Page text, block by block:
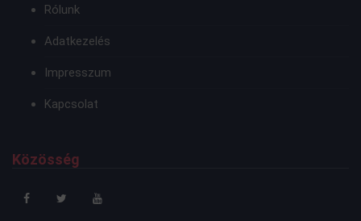
Rólunk
Adatkezelés
Impresszum
Kapcsolat
Közösség